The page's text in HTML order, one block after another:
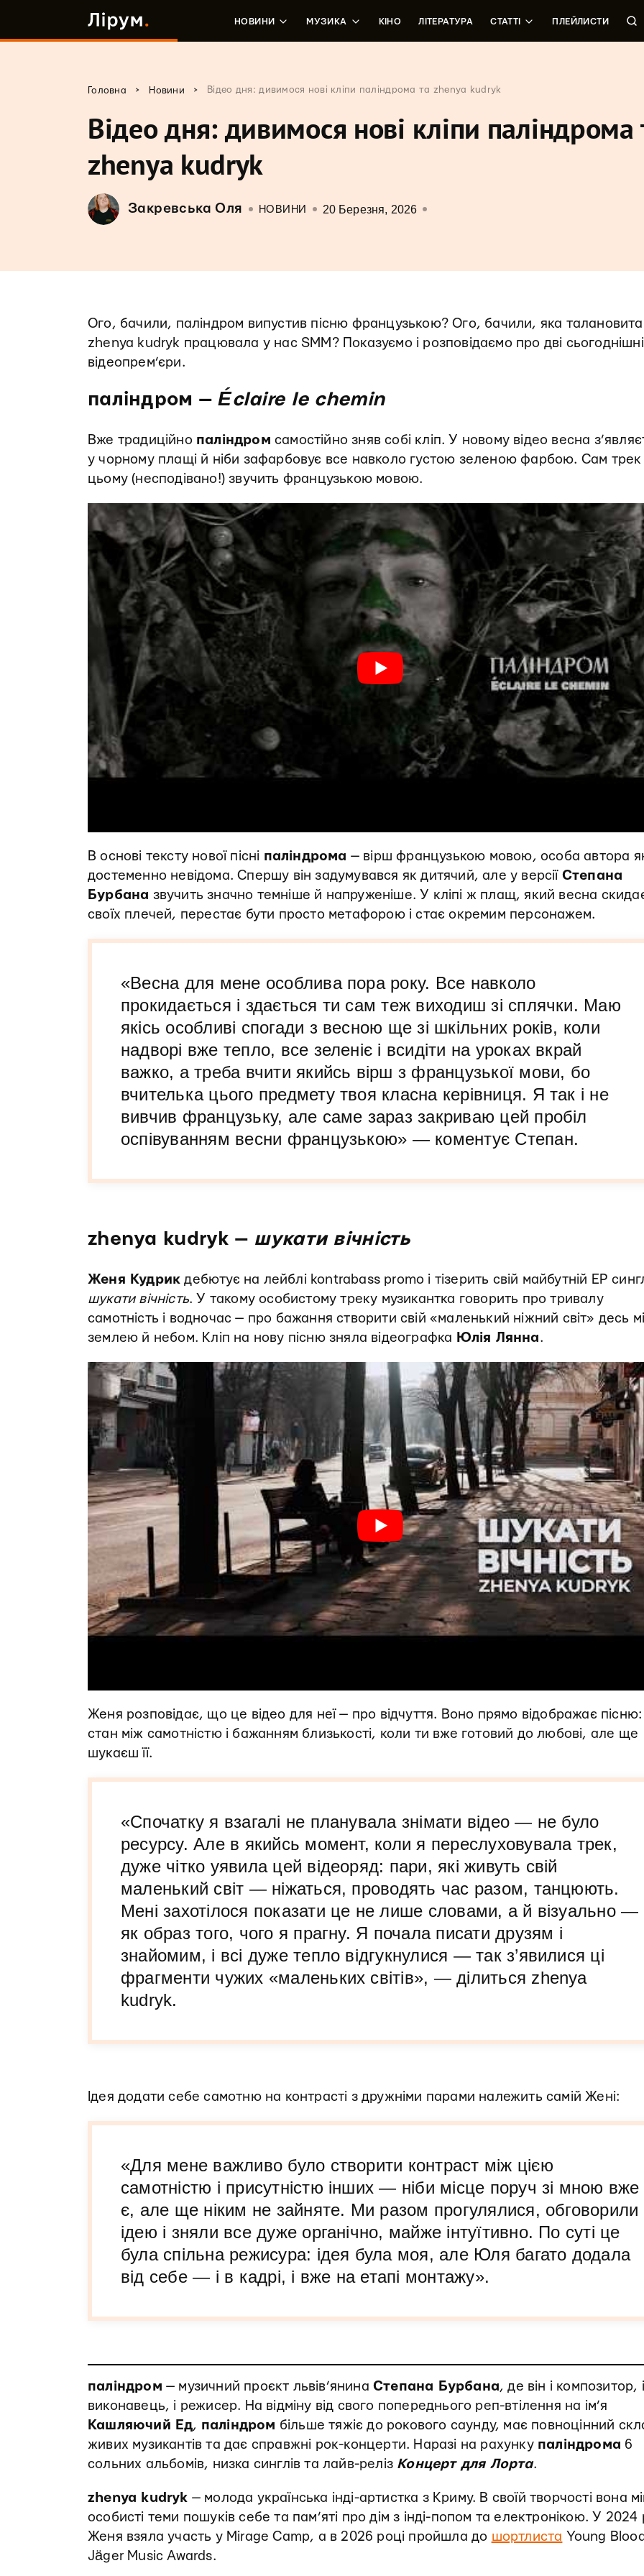
НОВИНИ МУЗИКА КІНО ЛІТЕРАТУРА СТАТТІ ПЛЕЙЛИСТИ
Головна > Новини > Відео дня: дивимося нові кліпи паліндрома та zhenya kudryk
Відео дня: дивимося нові кліпи паліндрома
zhenya kudryk
Закревська Оля НОВИНИ 20 Березня, 2026
Ого, бачили, паліндром випустив пісню французькою? Ого, бачили, яка талановита
zhenya kudryk працювала у нас SMM? Показуємо і розповідаємо про дві сьогоднішні
відеопрем’єри.
паліндром —Éclaire le chemin
Вже традиційно паліндром самостійно зняв собі кліп. У новому відео весна
у чорному плащі й ніби зафарбовує все навколо густою зеленою фарбою. Сам
цьому (несподівано!) звучить французькою мовою.
В основі тексту нової пісні паліндрома — вірш французькою мовою, особа автора
достеменно невідома. Спершу він задумувався як дитячий, але у версії Степана
Бурбана звучить значно темніше й напруженіше. У кліпі ж плащ, який весна
своїх плечей, перестає бути просто метафорою і стає окремим персонажем.
«Весна для мене особлива пора року. Все навколо
прокидається і здається ти сам теж виходиш зі сплячки. Маю
якісь особливі спогади з весною ще зі шкільних років, коли
надворі вже тепло, все зеленіє і всидіти на уроках вкрай
важко, а треба вчити якийсь вірш з французької мови, бо
вчителька цього предмету твоя класна керівниця. Я так і не
вивчив французьку, але саме зараз закриваю цей пробіл
оспівуванням весни французькою» — коментує Степан.
zhenya kudryk — шукати вічність
Женя Кудрик дебютує на лейблі kontrabass promo і тізерить свій майбутній EP
шукати вічність. У такому особистому треку музикантка говорить про тривалу
самотність і водночас — про бажання створити свій «маленький ніжний світ» десь
землею й небом. Кліп на нову пісню зняла відеографка Юлія Лянна.
Женя розповідає, що це відео для неї — про відчуття. Воно прямо відображає пісню:
стан між самотністю і бажанням близькості, коли ти вже готовий до любові, але ще
шукаєш її.
«Спочатку я взагалі не планувала знімати відео — не було
ресурсу. Але в якийсь момент, коли я переслуховувала трек,
дуже чітко уявила цей відеоряд: пари, які живуть свій
маленький світ — ніжаться, проводять час разом, танцюють.
Мені захотілося показати це не лише словами, а й візуально —
як образ того, чого я прагну. Я почала писати друзям і
знайомим, і всі дуже тепло відгукнулися — так з’явилися ці
фрагменти чужих «маленьких світів», — ділиться zhenya
kudryk.
Ідея додати себе самотню на контрасті з дружніми парами належить самій Жені:
«Для мене важливо було створити контраст між цією
самотністю і присутністю інших — ніби місце поруч зі мною вже
є, але ще ніким не зайняте. Ми разом прогулялися, обговорили
ідею і зняли все дуже органічно, майже інтуїтивно. По суті це
була спільна режисура: ідея була моя, але Юля багато додала
від себе — і в кадрі, і вже на етапі монтажу».
паліндром — музичний проєкт львів’янинаСтепана Бурбана, де він і композитор, і
виконавець, і режисер. На відміну від свого попереднього реп-втілення на ім’я
Кашляючий Ед, паліндром більше тяжіє до рокового саунду, має повноцінний
живих музикантів та дає справжні рок-концерти. Наразі на рахунку паліндрома 6
сольних альбомів, низка синглів та лайв-реліз Концерт для Лорта.
zhenya kudryk — молода українська інді-артистка з Криму. В своїй творчості вона
особисті теми пошуків себе та пам’яті про дім з інді-попом та електронікою. У 2024
Женя взяла участь у Mirage Camp, а в 2026 році пройшла до шортлиста Young
Jäger Music Awards.